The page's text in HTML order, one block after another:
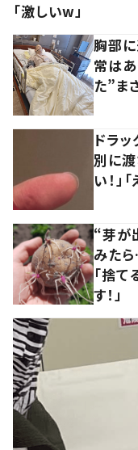
「激しいw」
胸部
常は
た”ま
ドラ
別に
い！」
“芽が
みた
「捨て
す！」